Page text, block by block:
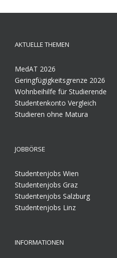
AKTUELLE THEMEN
MedAT 2026
Geringfügigkeitsgrenze 2026
Wohnbeihilfe für Studierende
Studentenkonto Vergleich
Studieren ohne Matura
JOBBÖRSE
Studentenjobs Wien
Studentenjobs Graz
Studentenjobs Salzburg
Studentenjobs Linz
INFORMATIONEN